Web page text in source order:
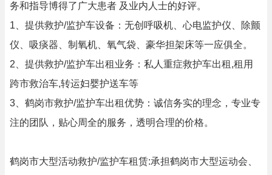
务和指导博得了广大患者 及业内人士的好评。
1、提供救护/监护车设备：无创呼吸机、心电监护仪、除颤
仪、吸痰器、制氧机、氧气袋、豪华担架床等一应俱全。
2、提供救护/监护车出租业务：私人重症救护车出租,租用
跨市救治车,转运妇婴护送车等
3、鹤岗市救护/监护车出租优势：诚信务实的理念，专业专
注的团队，贴心周全的服务，透明合理的价格。
鹤岗市大型活动救护/监护车租赁:承担鹤岗市大型运动会、